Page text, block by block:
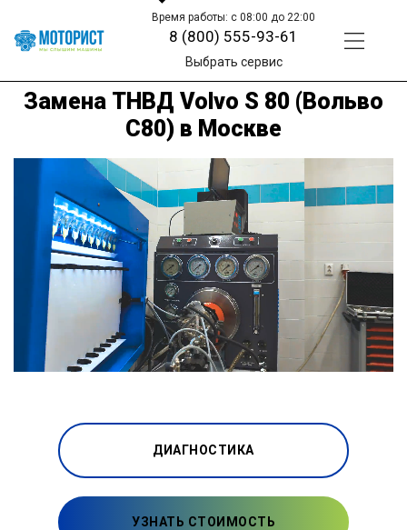
Время работы: с 08:00 до 22:00
8 (800) 555-93-61
Выбрать сервис
Замена ТНВД Volvo S 80 (Вольво
С80) в Москве
ДИАГНОСТИКА
УЗНАТЬ СТОИМОСТЬ